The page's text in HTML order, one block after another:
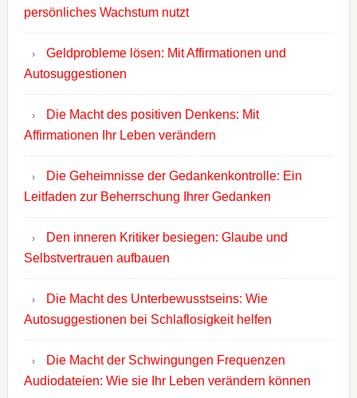
persönliches Wachstum nutzt
Geldprobleme lösen: Mit Affirmationen und
Autosuggestionen
Die Macht des positiven Denkens: Mit
Affirmationen Ihr Leben verändern
Die Geheimnisse der Gedankenkontrolle: Ein
Leitfaden zur Beherrschung Ihrer Gedanken
Den inneren Kritiker besiegen: Glaube und
Selbstvertrauen aufbauen
Die Macht des Unterbewusstseins: Wie
Autosuggestionen bei Schlaflosigkeit helfen
Die Macht der Schwingungen Frequenzen
Audiodateien: Wie sie Ihr Leben verändern können